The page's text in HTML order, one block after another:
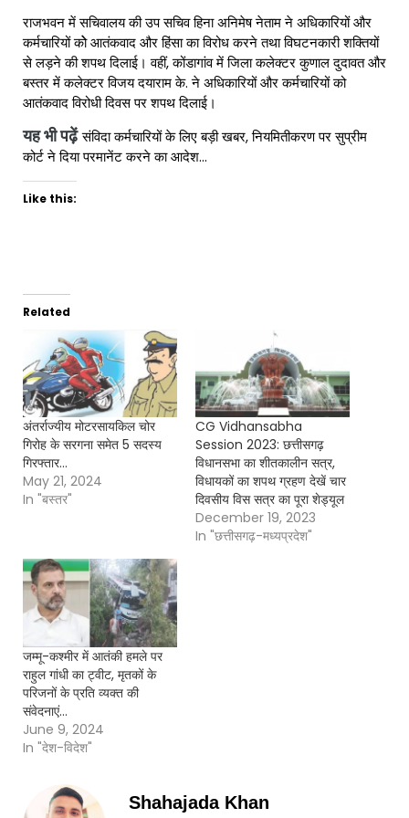
राजभवन में सचिवालय की उप सचिव हिना अनिमेष नेताम ने अधिकारियों और
कर्मचारियों कोे आतंकवाद और हिंसा का विरोध करने तथा विघटनकारी शक्तियों
से लड़ने की शपथ दिलाई। वहीं, कोंडागांव में जिला कलेक्टर कुणाल दुदावत और
बस्तर में कलेक्टर विजय दयाराम के. ने अधिकारियों और कर्मचारियों को
आतंकवाद विरोधी दिवस पर शपथ दिलाई।
यह भी पढ़ें संविदा कर्मचारियों के लिए बड़ी खबर, नियमितीकरण पर सुप्रीम
कोर्ट ने दिया परमानेंट करने का आदेश…
Like this:
Related
अंतर्राज्यीय मोटरसायकिल चोर
गिरोह के सरगना समेत 5 सदस्य
गिरफ्तार…
May 21, 2024
In "बस्तर"
CG Vidhansabha
Session 2023: छत्तीसगढ़
विधानसभा का शीतकालीन सत्र,
विधायकों का शपथ ग्रहण देखें चार
दिवसीय विस सत्र का पूरा शेड्यूल
December 19, 2023
In "छत्तीसगढ़-मध्यप्रदेश"
जम्मू-कश्मीर में आतंकी हमले पर
राहुल गांधी का ट्वीट, मृतकों के
परिजनों के प्रति व्यक्त की
संवेदनाएं…
June 9, 2024
In "देश-विदेश"
Shahajada Khan